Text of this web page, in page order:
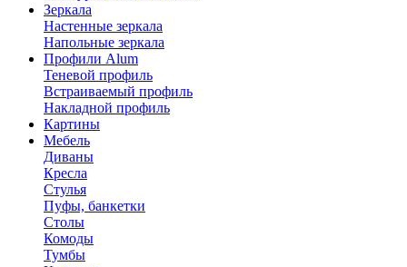
Зеркала
Настенные зеркала
Напольные зеркала
Профили Alum
Теневой профиль
Встраиваемый профиль
Накладной профиль
Картины
Мебель
Диваны
Кресла
Стулья
Пуфы, банкетки
Столы
Комоды
Тумбы